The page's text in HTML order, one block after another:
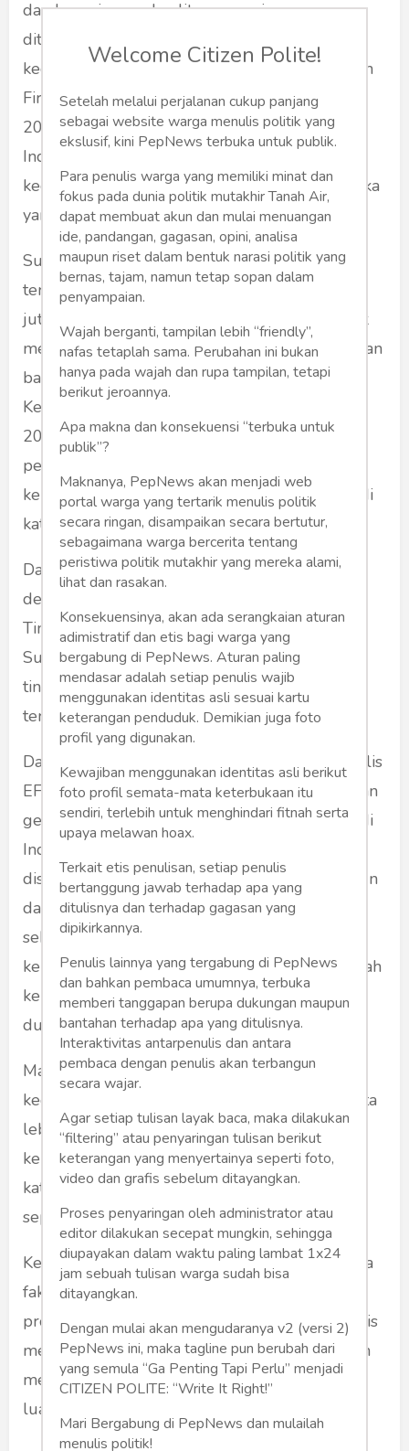
dan kesenjangan kualitan pengajaran yang
ditemukan di berbagai daerah. Laporan indeks
kecakapan bahasa Inggris yang dirilis Education
First (EF) dalam 2 tahun terakhir, dari tahun
2022 hingga 2023, menunjukkan penduduk
Indonesia di wilayah Jawa terlihat lebih baik
kecakapan bahasa Inggrisnya ketimbang mereka
yang menetap di luar pulau Jawa.
Survei dari lembaga pendidikan global
terkemuka ini diadakan terhadap lebih dari 2
juta peserta tes di lebih dari 100 negara untuk
mengetahui secara mendalam tingkat kemahiran
bahasa Inggris di seluruh dunia. Data Indeks
Kemahiran Bahasa Inggris EF 2023 (EF EPI
2023) menyebutkan Indonesia berada di
peringkat 79 dari 113 negara dengan tingkat
kemahiran bahasa Inggris yang masih berada di
kategori rendah.
Dari data diketahui pulau Jawa adalah wilayah
dengan kemahiran bahasa Inggris tertinggi.
Tingkat kecakapan bahasa Inggris tertinggi di
Surabaya dan kemudian di Jakarta. Sementara
tingkat kemahiran bahasa Inggris terendah
terdapat di Papua.
Dari indeks kecakapan bahasa Inggris yang dirilis
EF tiap tahun ini diketahui terdapat kesenjangan
generasi dalam kemahiran berbahasa Inggris di
Indonesia. Kecakapan berbahasa Inggris
disebutkan terdapat di kisaran usia 26-30 tahun
dan seterusnya. Pelajar yang duduk di usia
sekolah jenjang SMA hingga kuliah diketahui
kemahiran berbahasa Inggrisnya masih di bawah
kemahiran mereka yang sudah bergabung di
dunia kerja.
Masyarakat di wilayah perkotaan memiliki
kecakapan berbahasa Inggris lebih baik. ”Di kota
lebih banyak kesempatan kerja sehingga
kebutuhan berbahasa Inggris pun meningkat,”
kata EF Head of Academic Affairs David Bish,
seperti dikutip oleh harianKOMPAS.
Kenyataan ini diantaranya adalah karena adanya
fakta kesadaran di kalangan pencari kerja dan
profesional bahwa kemahiran berbahasa Inggris
membuka kesempatan yang lebih besar dalam
meningkatkan keterampilan dan jejaring lebih
luas.
Welcome Citizen Polite!
Setelah melalui perjalanan cukup panjang
sebagai website warga menulis politik yang
ekslusif, kini PepNews terbuka untuk publik.
Para penulis warga yang memiliki minat dan
fokus pada dunia politik mutakhir Tanah Air,
dapat membuat akun dan mulai menuangan
ide, pandangan, gagasan, opini, analisa
maupun riset dalam bentuk narasi politik yang
bernas, tajam, namun tetap sopan dalam
penyampaian.
Wajah berganti, tampilan lebih “friendly”,
nafas tetaplah sama. Perubahan ini bukan
hanya pada wajah dan rupa tampilan, tetapi
berikut jeroannya.
Apa makna dan konsekuensi “terbuka untuk
publik”?
Maknanya, PepNews akan menjadi web
portal warga yang tertarik menulis politik
secara ringan, disampaikan secara bertutur,
sebagaimana warga bercerita tentang
peristiwa politik mutakhir yang mereka alami,
lihat dan rasakan.
Konsekuensinya, akan ada serangkaian aturan
adimistratif dan etis bagi warga yang
bergabung di PepNews. Aturan paling
mendasar adalah setiap penulis wajib
menggunakan identitas asli sesuai kartu
keterangan penduduk. Demikian juga foto
profil yang digunakan.
Kewajiban menggunakan identitas asli berikut
foto profil semata-mata keterbukaan itu
sendiri, terlebih untuk menghindari fitnah serta
upaya melawan hoax.
Terkait etis penulisan, setiap penulis
bertanggung jawab terhadap apa yang
ditulisnya dan terhadap gagasan yang
dipikirkannya.
Penulis lainnya yang tergabung di PepNews
dan bahkan pembaca umumnya, terbuka
memberi tanggapan berupa dukungan maupun
bantahan terhadap apa yang ditulisnya.
Interaktivitas antarpenulis dan antara
pembaca dengan penulis akan terbangun
secara wajar.
Agar setiap tulisan layak baca, maka dilakukan
“filtering” atau penyaringan tulisan berikut
keterangan yang menyertainya seperti foto,
video dan grafis sebelum ditayangkan.
Proses penyaringan oleh administrator atau
editor dilakukan secepat mungkin, sehingga
diupayakan dalam waktu paling lambat 1x24
jam sebuah tulisan warga sudah bisa
ditayangkan.
Dengan mulai akan mengudaranya v2 (versi 2)
PepNews ini, maka tagline pun berubah dari
yang semula “Ga Penting Tapi Perlu” menjadi
CITIZEN POLITE: “Write It Right!”
Mari Bergabung di PepNews dan mulailah
menulis politik!